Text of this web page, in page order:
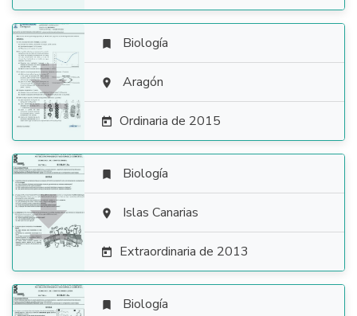

 Biología
 Aragón
 Ordinaria de 2015

 Biología
 Islas Canarias
 Extraordinaria de 2013
 Biología